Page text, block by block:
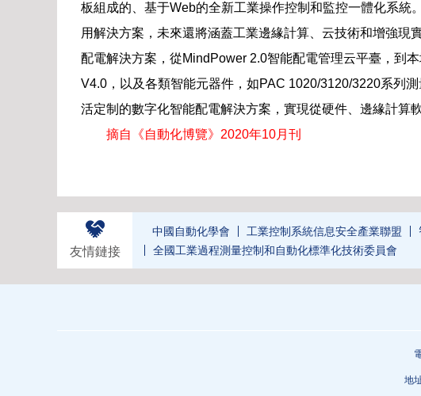
板組成的、基于Web的全新工業操作控制和監控一體化系統
用解決方案，未來還將涵蓋工業邊緣計算、云技術和增強現
配電解決方案，從MindPower 2.0智能配電管理云平臺，到
V4.0，以及各類智能元器件，如PAC 1020/3120/3220系列
活定制的數字化智能配電解決方案，實現從硬件、邊緣計算
摘自《自動化博覽》2020年10月刊
友情鏈接
中國自動化學會 工業控制系統信息安全產業聯盟
全國工業過程測量控制和自動化標準化技術委員會
地